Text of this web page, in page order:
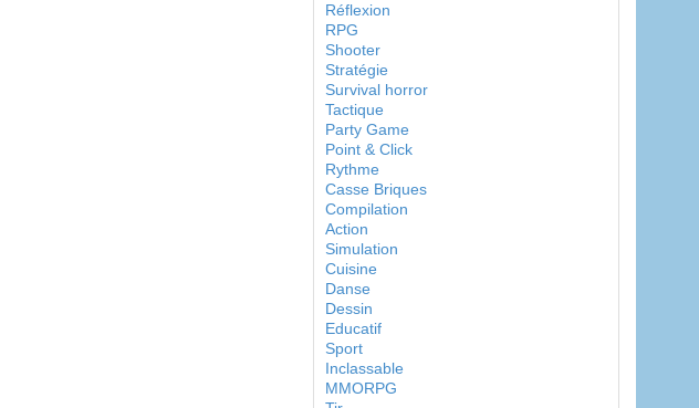
Réflexion
RPG
Shooter
Stratégie
Survival horror
Tactique
Party Game
Point & Click
Rythme
Casse Briques
Compilation
Action
Simulation
Cuisine
Danse
Dessin
Educatif
Sport
Inclassable
MMORPG